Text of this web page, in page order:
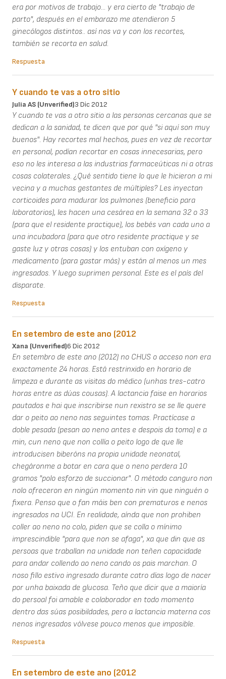
era por motivos de trabajo... y era cierto de "trabajo de
parto", después en el embarazo me atendieron 5
ginecólogos distintos.. así nos va y con los recortes,
también se recorta en salud.
Respuesta
Y cuando te vas a otro sitio
Julia AS (unverified)3 Dic 2012
Y cuando te vas a otro sitio a las personas cercanas que se
dedican a la sanidad, te dicen que por qué "si aquí son muy
buenos". Hay recortes mal hechos, pues en vez de recortar
en personal, podían recortar en cosas innecesarias, pero
eso no les interesa a las industrias farmaceúticas ni a otras
cosas colaterales. ¿Qué sentido tiene lo que le hicieron a mi
vecina y a muchas gestantes de múltiples? Les inyectan
corticoides para madurar los pulmones (beneficio para
laboratorios), les hacen una cesárea en la semana 32 o 33
(para que el residente practique), los bebés van cada uno a
una incubadora (para que otro residente practique y se
gaste luz y otras cosas) y los entuban con oxígeno y
medicamento (para gastar más) y están al menos un mes
ingresados. Y luego suprimen personal. Este es el país del
disparate.
Respuesta
En setembro de este ano (2012
Xana (unverified)6 Dic 2012
En setembro de este ano (2012) no CHUS o acceso non era
exactamente 24 horas. Está restrinxido en horario de
limpeza e durante as visitas do médico (unhas tres-catro
horas entre as dúas cousas). A lactancia faise en horarios
pautados e hai que inscribirse nun rexistro se se lle quere
dar o peito ao neno nas seguintes tomas. Practícase a
doble pesada (pesan ao neno antes e despois da toma) e a
min, cun neno que non collía o peito logo de que lle
introducisen biberóns na propia unidade neonatal,
chegáronme a botar en cara que o neno perdera 10
gramos "polo esforzo de succionar". O método canguro non
nolo ofreceron en ningún momento nin vin que ninguén o
fixera. Penso que o fan máis ben con prematuros e nenos
ingresados na UCI. En realidade, aínda que non prohiben
coller ao neno no colo, piden que se colla o mínimo
imprescindible "para que non se afaga", xa que din que as
persoas que traballan na unidade non teñen capacidade
para andar collendo ao neno cando os pais marchan. O
noso fillo estivo ingresado durante catro días logo de nacer
por unha baixada de glucosa. Teño que dicir que a maioría
do persoal foi amable e colaborador en todo momento
dentro das súas posibildades, pero a lactancia materna cos
nenos ingresados vólvese pouco menos que imposible.
Respuesta
En setembro de este ano (2012